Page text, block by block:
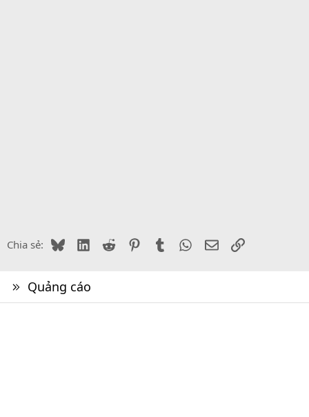
Chia sẻ: BlueskyLinkedIn
Reddit PinterestTumblr WhatsApp
EmailLink
Quảng cáo